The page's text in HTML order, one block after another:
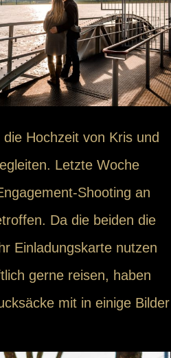
Hochzeit von Kris und
Letzte Woche
Shooting an
Da die beiden die
Einladungskarte nutzen
gerne reisen, haben
mit in einige Bilder